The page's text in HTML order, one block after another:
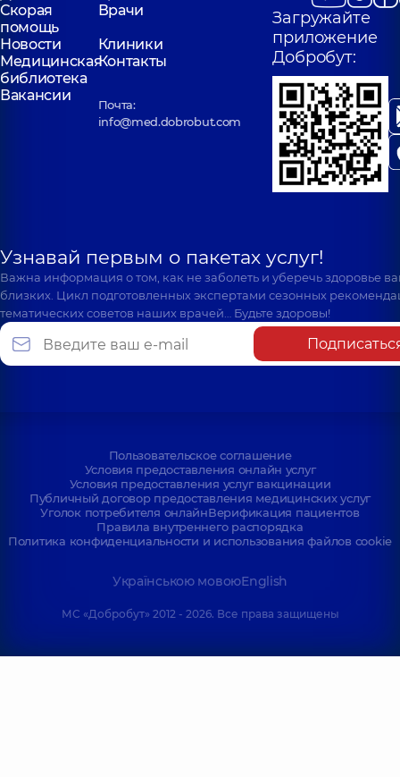
Скорая
помощь
Врачи
Новости
Клиники
Медицинская
библиотека
Контакты
Вакансии
Почта:
info@med.dobrobut.com
Загружайте
приложение
Добробут:
Узнавай первым о пакетах услуг!
Важна информация о том, как не заболеть и уберечь здоровье
близких. Цикл подготовленных экспертами сезонных
тематических советов наших врачей… Будьте здоровы!
Пользовательское соглашение
Условия предоставления онлайн услуг
Условия предоставления услуг вакцинации
Публичный договор предоставления медицинских услуг
Уголок потребителя онлайнВерификация пациентов
Правила внутреннего распорядка
Политика конфиденциальности и использования файлов cookie
Українською мовоюEnglish
МС «Добробут» 2012 - 2026. Все права защищены